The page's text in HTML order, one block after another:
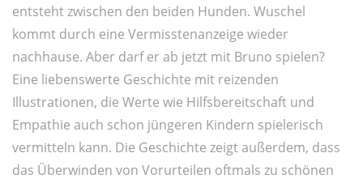
entsteht zwischen den beiden Hunden. Wuschel
kommt durch eine Vermisstenanzeige wieder
nachhause. Aber darf er ab jetzt mit Bruno spielen?
Eine liebenswerte Geschichte mit reizenden
Illustrationen, die Werte wie Hilfsbereitschaft und
Empathie auch schon jüngeren Kindern spielerisch
vermitteln kann. Die Geschichte zeigt außerdem, dass
das Überwinden von Vorurteilen oftmals zu schönen